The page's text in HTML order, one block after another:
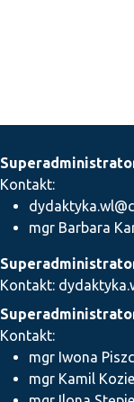
Kontakt:
mgr Barbara
Kontakt:
Kontakt:
mgr Iwona
mgr Kamil